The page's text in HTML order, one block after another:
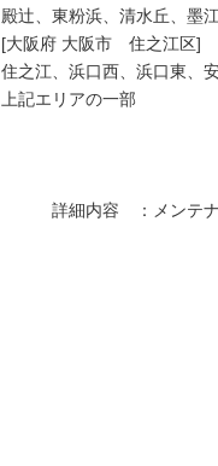
殿辻、東粉浜、清水丘、墨
[大阪府 大阪市　住之江区]
住之江、浜口西、浜口東、
上記エリアの一部
詳細内容　：メンテナ